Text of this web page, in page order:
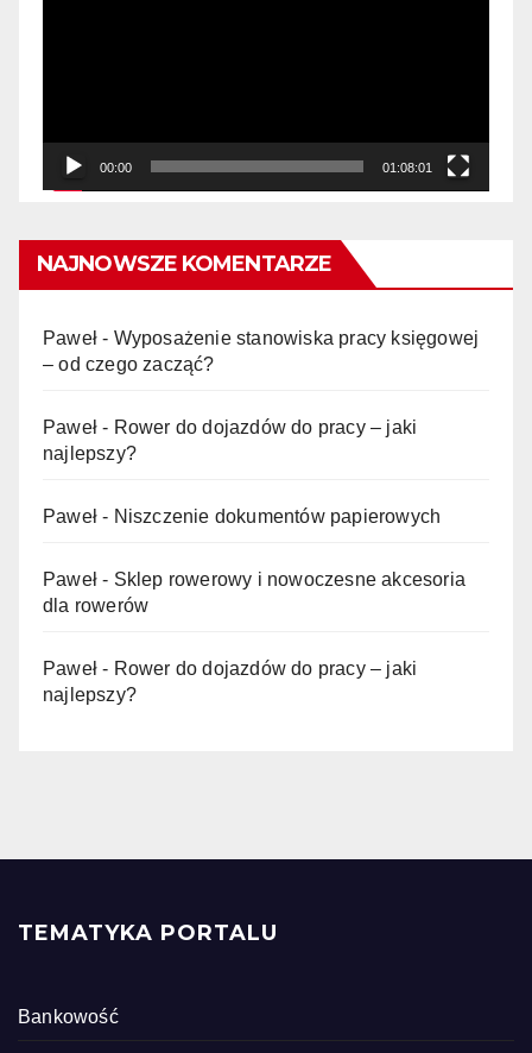
00:00 01:08:01
NAJNOWSZE KOMENTARZE
Paweł - Wyposażenie stanowiska pracy księgowej
– od czego zacząć?
Paweł - Rower do dojazdów do pracy – jaki
najlepszy?
Paweł - Niszczenie dokumentów papierowych
Paweł - Sklep rowerowy i nowoczesne akcesoria
dla rowerów
Paweł - Rower do dojazdów do pracy – jaki
najlepszy?
TEMATYKA PORTALU
Bankowość